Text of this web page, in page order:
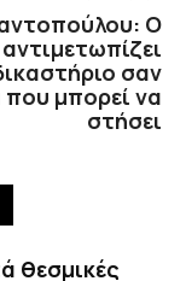
Ο
σαν
μπορεί να
στήσει
θεσμικές